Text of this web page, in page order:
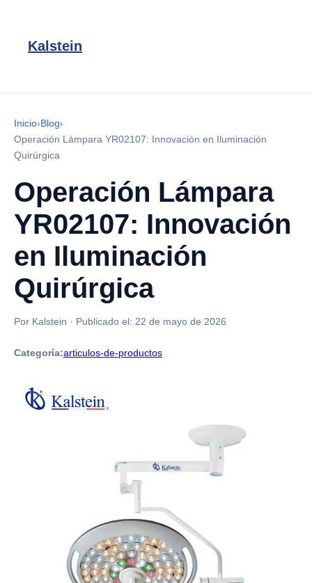
Kalstein
Inicio›Blog›
Operación Lámpara YR02107: Innovación en Iluminación
Quirúrgica
Operación Lámpara
YR02107: Innovación
en Iluminación
Quirúrgica
Por Kalstein · Publicado el: 22 de mayo de 2026
Categoría:articulos-de-productos